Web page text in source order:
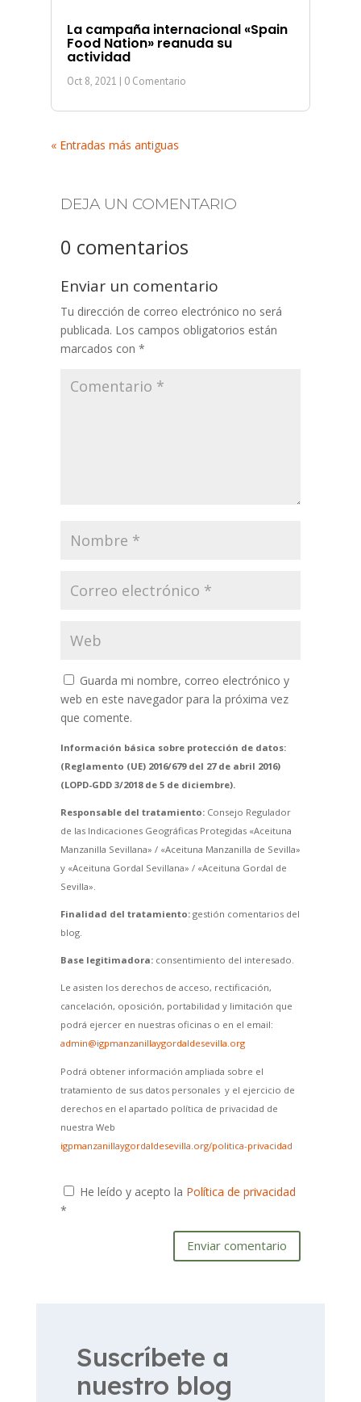
La campaña internacional «Spain
Food Nation» reanuda su
actividad
Oct 8, 2021 | 0 Comentario
« Entradas más antiguas
DEJA UN COMENTARIO
0 comentarios
Enviar un comentario
Tu dirección de correo electrónico no será
publicada. Los campos obligatorios están
marcados con *
Guarda mi nombre, correo electrónico y
web en este navegador para la próxima vez
que comente.
Información básica sobre protección de datos:
(Reglamento (UE) 2016/679 del 27 de abril 2016)
(LOPD-GDD 3/2018 de 5 de diciembre).
Responsable del tratamiento:Consejo Regulador
de las Indicaciones Geográficas Protegidas «Aceituna
Manzanilla Sevillana» / «Aceituna Manzanilla de Sevilla»
y «Aceituna Gordal Sevillana» / «Aceituna Gordal de
Sevilla».
Finalidad del tratamiento:gestión comentarios del
blog.
Base legitimadora:consentimiento del interesado.
Le asisten los derechos de acceso, rectificación,
cancelación, oposición, portabilidad y limitación que
podrá ejercer en nuestras oficinas o en el email:
admin@igpmanzanillaygordaldesevilla.org
Podrá obtener información ampliada sobre el
tratamiento de sus datos personales y el ejercicio de
derechos en el apartado política de privacidad de
nuestra Web
igpmanzanillaygordaldesevilla.org/politica-privacidad
He leído y acepto la Política de privacidad
*
Enviar comentario
Suscríbete a
nuestro blog